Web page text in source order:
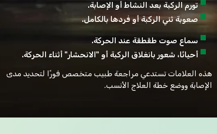
تورم الركبة بعد النشاط أو الإصابة.
صعوبة ثني الركبة أو فردها بالكامل.
سماع صوت طقطقة عند الحركة.
أحيانًا، شعور بانغلاق الركبة أو "الانحشار" أثناء الحركة.
هذه العلامات تستدعي مراجعة طبيب متخصص فورًا لتحديد مدى
الإصابة ووضع خطة العلاج الأنسب.